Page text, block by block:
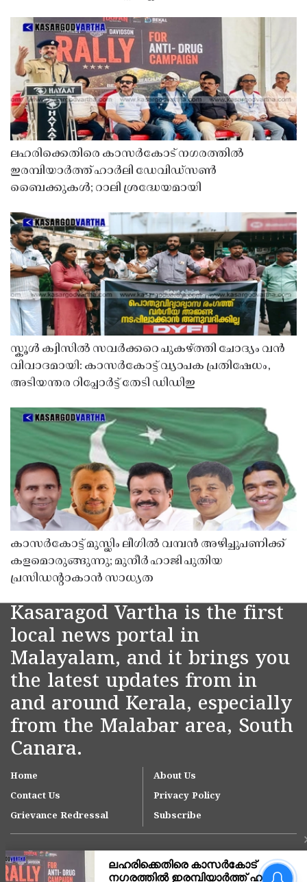
ലഹരിക്കെതിരെ കാസർകോട് നഗരത്തിൽ
ഇരമ്പിയാർത്ത് ഹാർലി ഡേവിഡ്‌സൺ
ബൈക്കുകൾ; റാലി ശ്രദ്ധേയമായി
സ്കൂൾ ക്വിസിൽ സവർക്കറെ പുകഴ്ത്തി ചോദ്യം വൻ
വിവാദമായി: കാസർകോട്ട് വ്യാപക പ്രതിഷേധം,
അടിയന്തര റിപ്പോർട്ട് തേടി ഡിഡിഇ
കാസർകോട്ട് മുസ്ലിം ലീഗിൽ വമ്പൻ അഴിച്ചുപണിക്ക്
കളമൊരുങ്ങുന്നു; മുനീർ ഹാജി പുതിയ
പ്രസിഡൻ്റാകാൻ സാധ്യത
Kasaragod Vartha is the first
local news portal in
Malayalam, and it brings you
the latest updates from in
and around Kerala, especially
from the Malabar area, South
Canara.
Home
About Us
Contact Us
Privacy Policy
Grievance Redressal
Subscribe
നീലേശ്വരം നഗരസഭയിലെ